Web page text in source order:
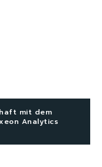
mit dem
Analytics